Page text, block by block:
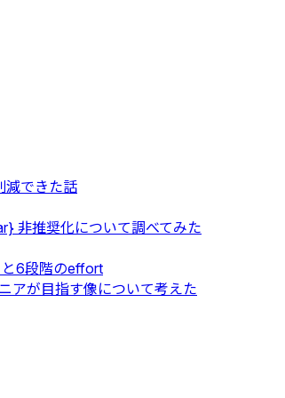
減できた話
非推奨化について調べてみた
6段階のeffort
アが目指す像について考えた